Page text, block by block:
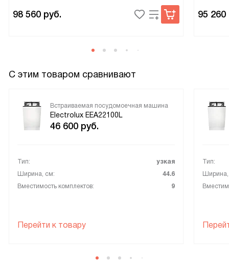
98 560 руб. 95 260
С этим товаром сравнивают
Встраиваемая посудомоечная машина
Electrolux EEA22100L
46 600 руб.
Тип:
узкая
Ширина, см:
44.6
Вместимость комплектов:
9
Перейти к товару
Тип: